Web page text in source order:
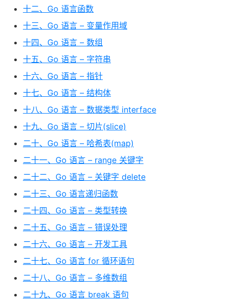
十二、Go 语言函数
十三、Go 语言 – 变量作用域
十四、Go 语言 – 数组
十五、Go 语言 – 字符串
十六、Go 语言 – 指针
十七、Go 语言 – 结构体
十八、Go 语言 – 数据类型 interface
十九、Go 语言 – 切片(slice)
二十、Go 语言 – 哈希表(map)
二十一、Go 语言 – range 关键字
二十二、Go 语言 – 关键字 delete
二十三、Go 语言递归函数
二十四、Go 语言 – 类型转换
二十五、Go 语言 – 错误处理
二十六、Go 语言 – 开发工具
二十七、Go 语言 for 循环语句
二十八、Go 语言 – 多维数组
二十九、Go 语言 break 语句